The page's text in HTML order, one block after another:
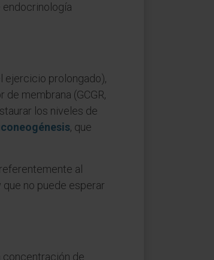
endocrinología
ejercicio prolongado),
membrana (GCGR,
los niveles de
, que
al
no puede esperar
concentración de